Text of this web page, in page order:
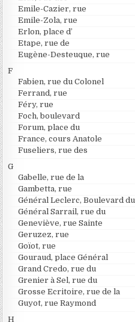
Emile-Cazier, rue
Emile-Zola, rue
Erlon, place d’
Etape, rue de
Eugène-Desteuque, rue
F
Fabien, rue du Colonel
Ferrand, rue
Féry, rue
Foch, boulevard
Forum, place du
France, cours Anatole
Fuseliers, rue des
G
Gabelle, rue de la
Gambetta, rue
Général Leclerc, Boulevard du
Général Sarrail, rue du
Geneviève, rue Sainte
Geruzez, rue
Goïot, rue
Gouraud, place Général
Grand Credo, rue du
Grenier à Sel, rue du
Grosse Ecritoire, rue de la
Guyot, rue Raymond
H